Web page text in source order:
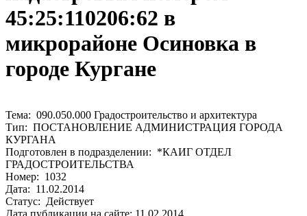
45:25:110206:62 в
микрорайоне Осиновка в
городе Кургане
Тема: 090.050.000 Градостроительство и архитектура
Тип: ПОСТАНОВЛЕНИЕ АДМИНИСТРАЦИЯ ГОРОДА
КУРГАНА
Подготовлен в подразделении: *КАИГ ОТДЕЛ
ГРАДОСТРОИТЕЛЬСТВА
Номер: 1032
Дата: 11.02.2014
Статус: Действует
Дата публикации на сайте: 11.02.2014